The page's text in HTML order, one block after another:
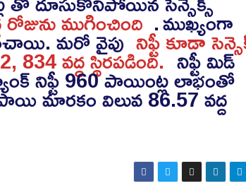
రోజును ముగించింది .ముఖ్యంగా
మరో వైపు నిఫ్టీ కూడా
వద్ద స్థిరపడింది. నిఫ్టీ మిడ్
నిఫ్టీ 960 పాయింట్ల లాభంతో
మారకం విలువ 86.57 వద్ద